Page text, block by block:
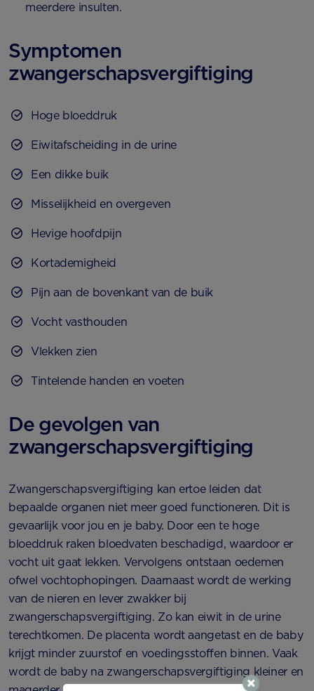
meerdere insulten.
Symptomen
zwangerschapsvergiftiging
Hoge bloeddruk
Eiwitafscheiding in de urine
Een dikke buik
Misselijkheid en overgeven
Hevige hoofdpijn
Kortademigheid
Pijn aan de bovenkant van de buik
Vocht vasthouden
Vlekken zien
Tintelende handen en voeten
De gevolgen van
zwangerschapsvergiftiging
Zwangerschapsvergiftiging kan ertoe leiden dat
bepaalde organen niet meer goed functioneren. Dit is
gevaarlijk voor jou en je baby. Door een te hoge
bloeddruk raken bloedvaten beschadigd, waardoor er
vocht uit gaat lekken. Vervolgens ontstaan oedemen
ofwel vochtophopingen. Daarnaast wordt de werking
van de nieren en lever zwakker bij
zwangerschapsvergiftiging. Zo kan eiwit in de urine
terechtkomen. De placenta wordt aangetast en de baby
krijgt minder zuurstof en voedingsstoffen binnen. Vaak
wordt de baby na zwangerschapsvergiftiging kleiner en